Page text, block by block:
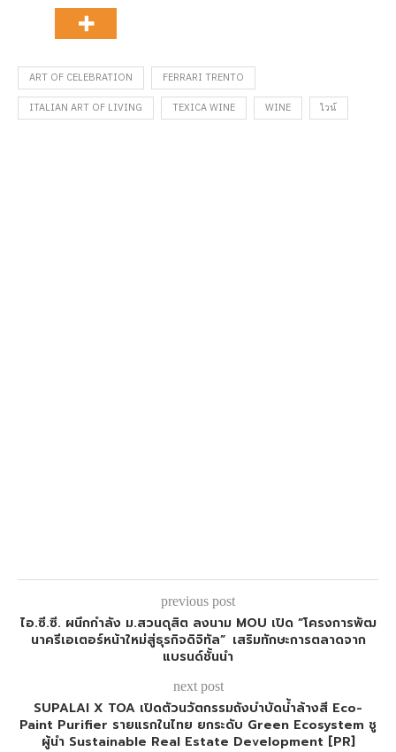
ART OF CELEBRATION
FERRARI TRENTO
ITALIAN ART OF LIVING
TEXICA WINE WINE ไวน์
previous post
ไอ.ซี.ซี. ผนึกกำลัง ม.สวนดุสิต ลงนาม MOU เปิด “โครงการพัฒ
นาครีเอเตอร์หน้าใหม่สู่ธุรกิจดิจิทัล” เสริมทักษะการตลาดจาก
แบรนด์ชั้นนำ
next post
SUPALAI X TOA เปิดตัวนวัตกรรมถังบำบัดน้ำล้างสี Eco-
Paint Purifier รายแรกในไทย ยกระดับ Green Ecosystem ชู
ผู้นำ Sustainable Real Estate Development [PR]